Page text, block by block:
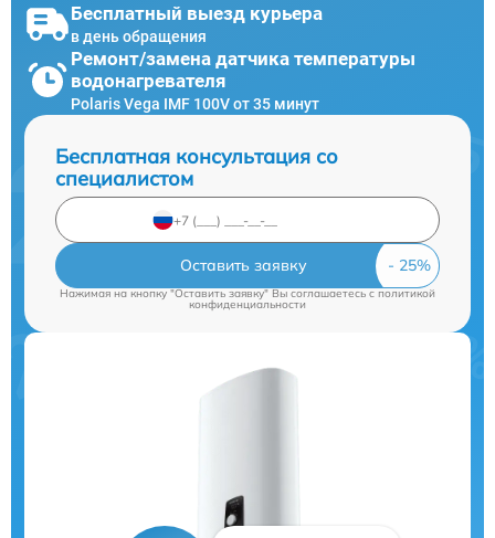
Бесплатный выезд курьера
в день обращения
Ремонт/замена датчика температуры
водонагревателя
Polaris Vega IMF 100V от 35 минут
Бесплатная консультация со
специалистом
Оставить заявку
Нажимая на кнопку "Оставить заявку" Вы соглашаетесь cполитикой
конфиденциальности